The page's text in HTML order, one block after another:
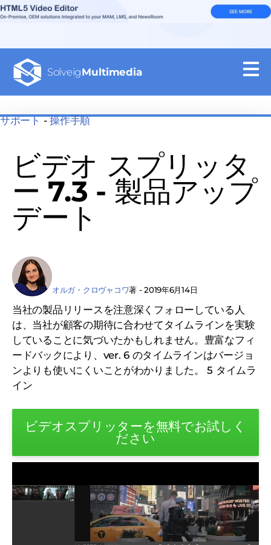
SolveigMultimedia
サポート-操作手順
ビデオ スプリッタ
ー 7.3 - 製品アップ
デート
オルガ・クロヴャコワ著 - 2019年6月14日
当社の製品リリースを注意深くフォローしている人
は、当社が顧客の期待に合わせてタイムラインを実験
していることに気づいたかもしれません。豊富なフィ
ードバックにより、ver. 6 のタイムラインはバージョ
ンよりも使いにくいことがわかりました。 5 タイムラ
イン
ビデオスプリッターを無料でお試しく
ださい